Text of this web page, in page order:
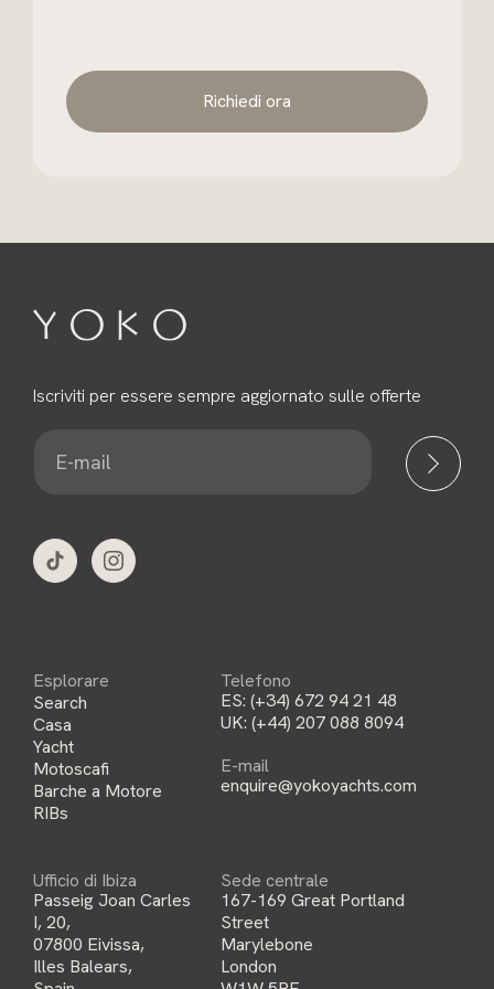
Richiedi ora
Iscriviti per essere sempre aggiornato sulle offerte
Esplorare
Search
Casa
Yacht
Motoscafi
Barche a Motore
RIBs
Telefono
ES: (+34) 672 94 21 48
UK: (+44) 207 088 8094
E-mail
enquire@yokoyachts.com
Ufficio di Ibiza
Passeig Joan Carles
I, 20,
07800 Eivissa,
Illes Balears,
Sede centrale
167-169 Great Portland
Street
Marylebone
London